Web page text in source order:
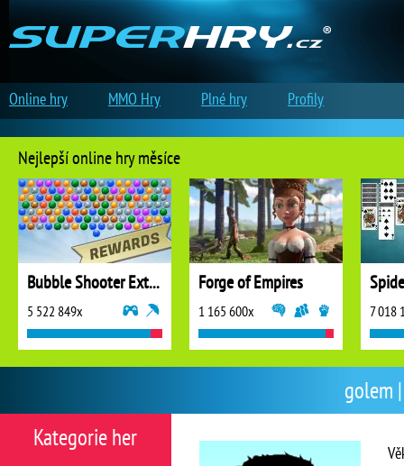
golem
Kategorie her
Nejlepší online hry měsíce
Bubble Shooter Extreme
5 522 849x
Forge of Empires
1 165 600x 7 018
Online hry MMO Hry Plné hry Profily